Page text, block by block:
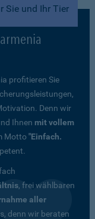
Sie und Ihr Tier
profitieren Sie
Denn wir
Ihnen mit vollem
Motto"Einfach.
, frei wählbaren
aller
denn wir beraten